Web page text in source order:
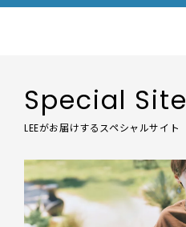
Special Site
LEEがお届けするスペシャルサイト